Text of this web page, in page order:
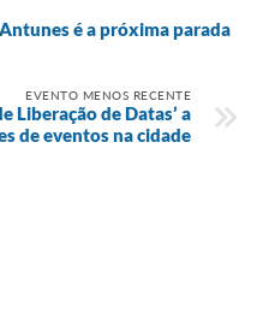
Antunes é a próxima parada
EVENTO MENOS RECENTE
Liberação de Datas’ a
de eventos na cidade